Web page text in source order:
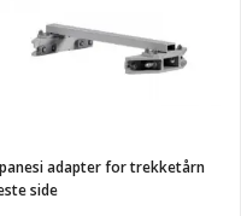
trekketårn
adapter for trekketårn
side